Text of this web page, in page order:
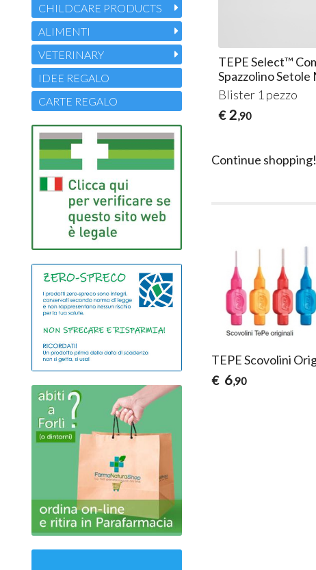
TEPE Select™
Spazzolino Setole
Blister 1 pezzo
€ 2,90
Continue shopping!
TEPE Scovolini
€ 6,90
CHILDCARE PRODUCTS
ALIMENTI
VETERINARY
IDEE REGALO
CARTE REGALO